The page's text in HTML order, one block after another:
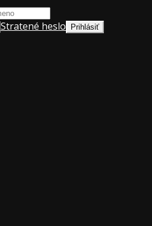
Stratené heslo